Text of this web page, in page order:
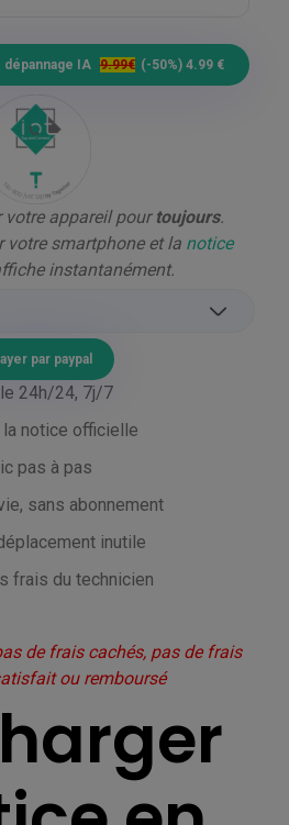
IA 9.99€ (-50%) 4.99 €
votre appareil pour toujours.
votre smartphone et la notice
instantanément.
par paypal
24h/24, 7j/7
la notice officielle
pas à pas
sans abonnement
inutile
frais du technicien
de frais cachés, pas de frais
ou remboursé